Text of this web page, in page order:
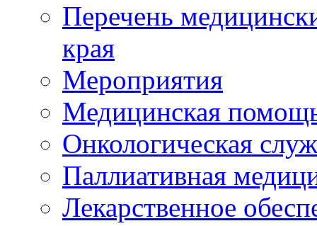
Перечень
края
Мероприятия
Медицинская
Онкологическая
Паллиативная
Лекарственное